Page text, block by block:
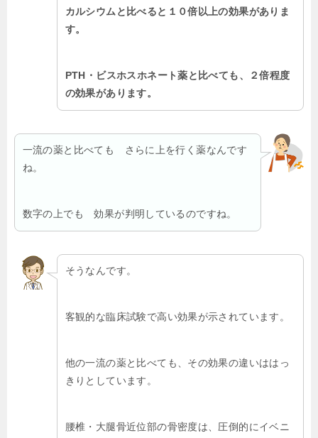
カルシウムと比べると１０倍以上の効果がありま
す。
PTH・ビスホスホネート薬と比べても、２倍程度
の効果があります。
一流の薬と比べても さらに上を行く薬なんです
ね。
数字の上でも 効果が判明しているのですね。
そうなんです。
客観的な臨床試験で高い効果が示されています。
他の一流の薬と比べても、その効果の違いははっ
きりとしています。
腰椎・大腿骨近位部の骨密度は、圧倒的にイベニ